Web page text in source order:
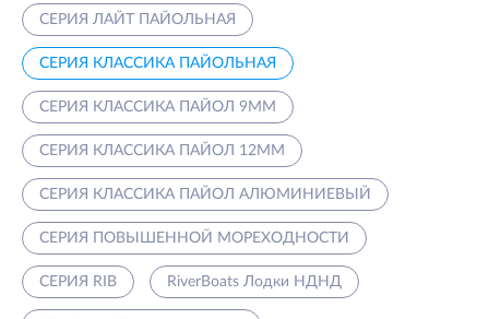
СЕРИЯ ЛАЙТ ПАЙОЛЬНАЯ
СЕРИЯ КЛАССИКА ПАЙОЛЬНАЯ
СЕРИЯ КЛАССИКА ПАЙОЛ 9ММ
СЕРИЯ КЛАССИКА ПАЙОЛ 12ММ
СЕРИЯ КЛАССИКА ПАЙОЛ АЛЮМИНИЕВЫЙ
СЕРИЯ ПОВЫШЕННОЙ МОРЕХОДНОСТИ
СЕРИЯ RIB RiverBoats Лодки НДНД